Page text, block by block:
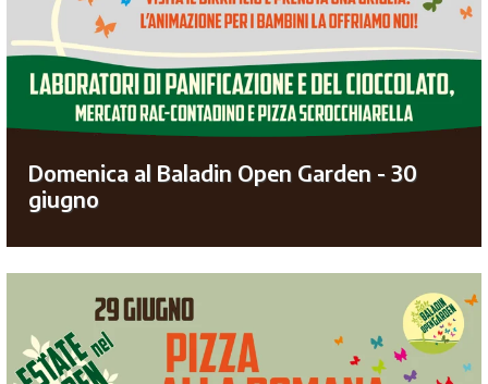
Domenica al Baladin Open Garden - 30
giugno